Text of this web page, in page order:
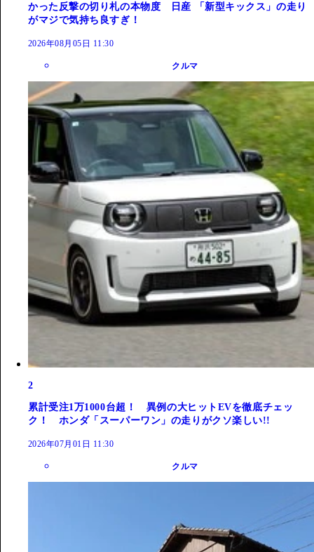
かった反撃の切り札の本物度 日産 「新型キックス」の走り
がマジで気持ち良すぎ！
2026年08月05日 11:30
クルマ
2
累計受注1万1000台超！ 異例の大ヒットEVを徹底チェッ
ク！ ホンダ「スーパーワン」の走りがクソ楽しい!!
2026年07月01日 11:30
クルマ